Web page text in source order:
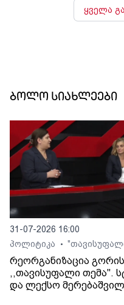
ყველა
ბოლო სიახლეები
31-07-2026 16:00
პოლიტიკა
•
რეორგანიზაცია
,,თავისუფალი თემა".
და ლექსო